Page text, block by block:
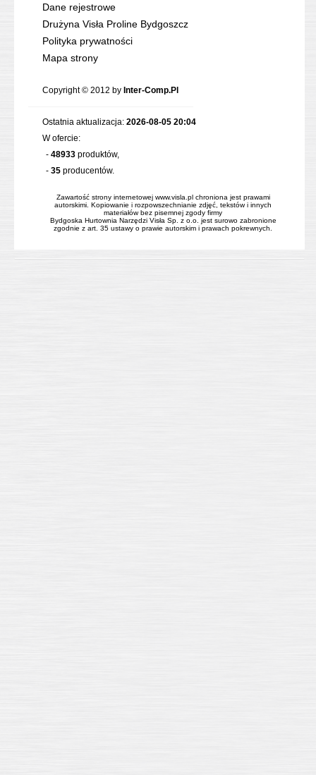
Dane rejestrowe
Drużyna Visła Proline Bydgoszcz
Polityka prywatności
Mapa strony
Copyright © 2012 by Inter-Comp.Pl
Ostatnia aktualizacja: 2026-08-05 20:04
W ofercie:
- 48933 produktów,
- 35 producentów.
Zawartość strony internetowej www.visla.pl chroniona jest prawami
autorskimi. Kopiowanie i rozpowszechnianie zdjęć, tekstów i innych
materiałów bez pisemnej zgody firmy
Bydgoska Hurtownia Narzędzi Visła Sp. z o.o. jest surowo zabronione
zgodnie z art. 35 ustawy o prawie autorskim i prawach pokrewnych.